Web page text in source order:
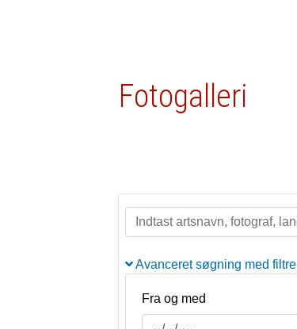
Fotogalleri
Avanceret søgning med filtre
Fra og med